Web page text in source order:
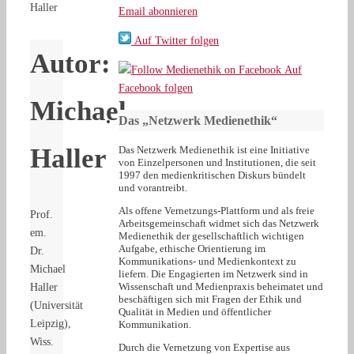
Haller
Autor:
Michael
Haller
Prof.
em.
Dr.
Michael
Haller
(Universität
Leipzig),
Wiss.
Email abonnieren
Auf Twitter folgen
Auf
Facebook folgen
Das „Netzwerk Medienethik“
Das Netzwerk Medienethik ist eine Initiative
von Einzelpersonen und Institutionen, die seit
1997 den medienkritischen Diskurs bündelt
und vorantreibt.
Als offene Vernetzungs-Plattform und als freie
Arbeitsgemeinschaft widmet sich das Netzwerk
Medienethik der gesellschaftlich wichtigen
Aufgabe, ethische Orientierung im
Kommunikations- und Medienkontext zu
liefern. Die Engagierten im Netzwerk sind in
Wissenschaft und Medienpraxis beheimatet und
beschäftigen sich mit Fragen der Ethik und
Qualität in Medien und öffentlicher
Kommunikation.
Durch die Vernetzung von Expertise aus